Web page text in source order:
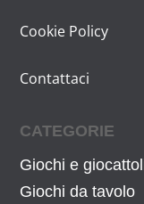
Cookie Policy
Contattaci
CATEGORIE
Giochi e
Giochi da tavolo